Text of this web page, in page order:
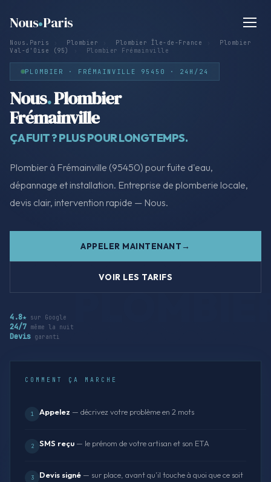
Nous Paris
Nous.Paris Plombier Plombier Île-de-France
Plombier
Val-d'Oise (95)
Plombier Frémainville
PLOMBIER · FRÉMAINVILLE 95450 · 24H/24
Nous.Plombier
Frémainville
ÇA FUIT ? PLUS POUR LONGTEMPS.
Plombier à Frémainville (95450) pour fuite d'eau,
dépannage et installation. Entreprise de plomberie locale,
devis clair, intervention rapide — Nous.
APPELER MAINTENANT
VOIR LES TARIFS
4.8★ sur Google
24/7 même la nuit
Devis garanti
COMMENT ÇA MARCHE
1 Appelez — décrivez votre problème en 2 mots
2 SMS reçu — le prénom de votre artisan et son ETA
3 Devis signé — sur place, avant qu'il touche à quoi que ce soit